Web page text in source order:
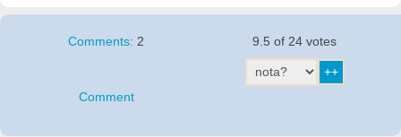
Comments: 2
Comment
9.5 of 24 votes